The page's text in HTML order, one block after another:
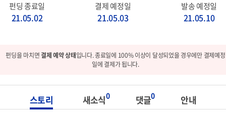
펀딩 종료일
21.05.02
결제 예정일
21.05.03
발송 예정일
21.05.10
펀딩을 마치면결제 예약 상태입니다. 종료일에 100% 이상이 달성되었을 경우에만 결제예정
일에 결제가 됩니다.
스토리 새소식0 댓글0 안내